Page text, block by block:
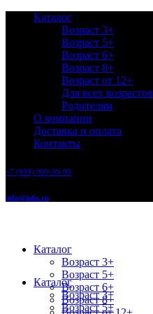
Каталог
Возраст 3+
Возраст 5+
Возраст 6+
Возраст 8+
Возраст от 12+
Для всех возрастов
Родителям
О компании
Доставка и оплата
Контакты
+7 (999) 999-99-99
info@info.ru
Каталог
Возраст 3+
Возраст 5+
Возраст 6+
Возраст 8+
Каталог
Возраст 3+
Возраст 5+